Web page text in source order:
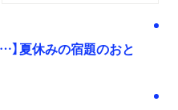
】夏休みの宿題のおと